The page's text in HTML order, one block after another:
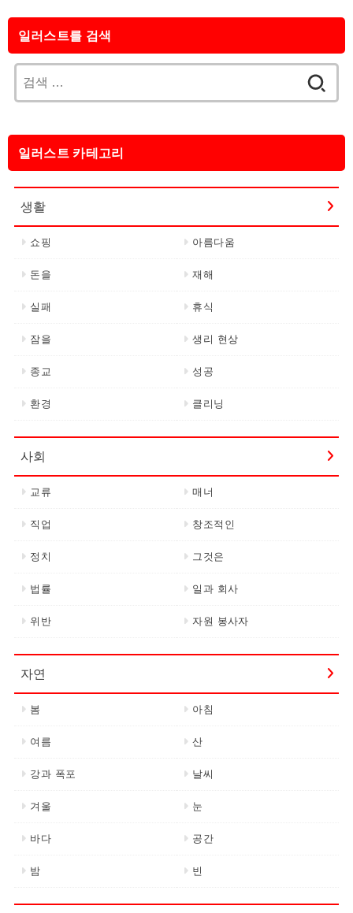
일러스트를 검색
색:
일러스트 카테고리
생활
쇼핑 아름다움
돈을 재해
실패 휴식
잠을 생리 현상
종교 성공
환경 클리닝
사회
교류 매너
직업 창조적인
정치 그것은
법률 일과 회사
위반 자원 봉사자
자연
봄 아침
여름 산
강과 폭포 날씨
겨울 눈
바다 공간
밤 빈